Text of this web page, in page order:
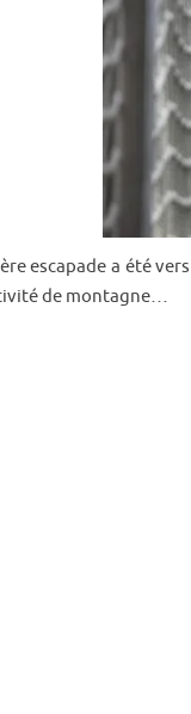
escapade a été
de montagne…